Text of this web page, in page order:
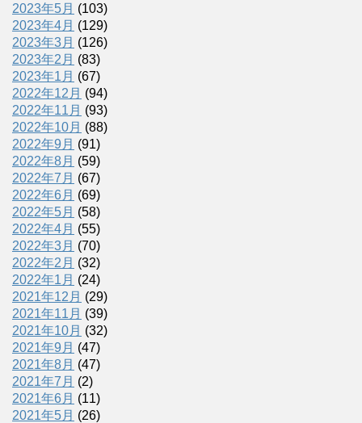
2023年5月 (103)
2023年4月 (129)
2023年3月 (126)
2023年2月 (83)
2023年1月 (67)
2022年12月 (94)
2022年11月 (93)
2022年10月 (88)
2022年9月 (91)
2022年8月 (59)
2022年7月 (67)
2022年6月 (69)
2022年5月 (58)
2022年4月 (55)
2022年3月 (70)
2022年2月 (32)
2022年1月 (24)
2021年12月 (29)
2021年11月 (39)
2021年10月 (32)
2021年9月 (47)
2021年8月 (47)
2021年7月 (2)
2021年6月 (11)
2021年5月 (26)